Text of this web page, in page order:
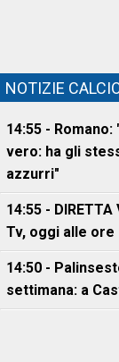
NOTIZIE
14:55 -
vero: ha gli
azzurri"
14:55 -
Tv, oggi alle ore
14:50 -
settimana: a